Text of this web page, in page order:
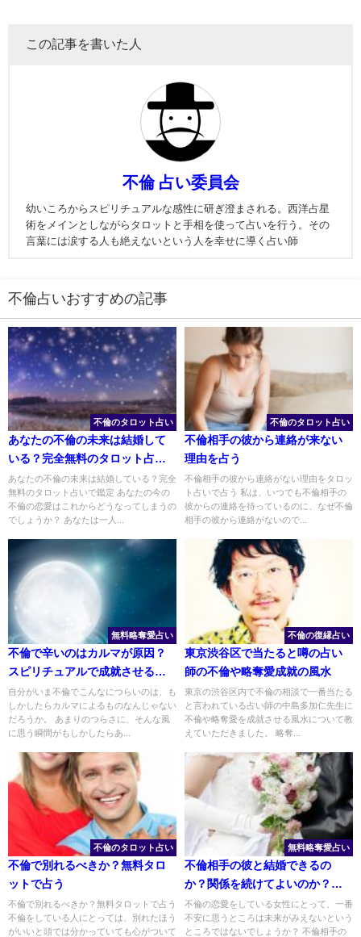
この記事を書いた人
不倫 占い委員会
幼いころからスピリチュアルな感性に研ぎ澄まされる。西洋占星
術をメインとしながらタロットと手相を使って占いを行う。その
言葉には涙する人も絶えないという人を幸せに導く占い師
不倫占いおすすめの記事
不倫のタロット占い
あなたの不倫の未来は結婚して
いる？完全無料のタロット占い
で鑑定
あなたの不倫の未来は結婚している？完全
無料のタロット占いで鑑定 あなたの今の
不倫の恋愛はこれからどうなってしまうの
でしょうか？ あなたは一人...
不倫のタロット占い
不倫相手の彼から連絡が来ない
理由を占う
不倫相手の彼から連絡がない理由をタロッ
ト占いで占う 私は、いつでも不倫相手の
彼からの連絡を待っているのに、なぜ不倫
相手の彼から連絡がないので...
無料略奪愛占い
不倫で辛いのはカルマが原因？
スピリチュアルで成就させるに
は
自分がいま不倫でこんなにつらいのは、も
しかしたらカルマによるものなんじゃない
だろうか。 あまりのつらさに、そんな風
に思う瞬間がもしかしたらあ...
不倫の復縁占い
東京渋谷区で当たると噂の占い
師の不倫や略奪愛成就の風水
東京の渋谷区内で不倫の相談で一番当たる
と言われている占い師の中島多加仁先生に
不倫や略奪愛を成就させる風水について教
えていただきました。 略奪...
不倫のタロット占い
不倫で別れるべきか？無料タロ
ットで占う
不倫で別れるべきか？無料タロットで占う
不倫をしている人にとっては、別れたほう
がいいと頭では分かっていても心がついて
無料略奪愛占い
不倫相手の彼と結婚できるの
か？関係を続けてよいのか？知
る方法
不倫の恋愛をしている女性にとって、一番
不安に思うところは未来がみえないという
ところではないでしょうか？ 不倫相手の